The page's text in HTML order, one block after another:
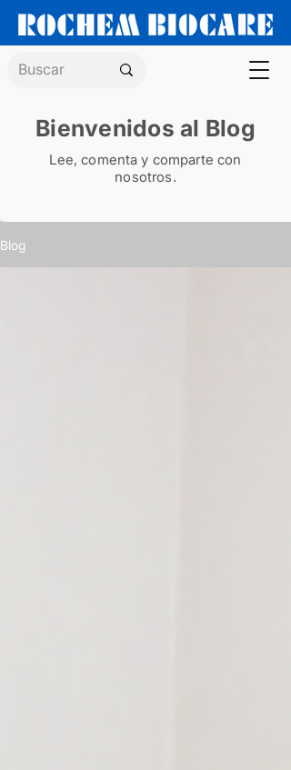
Bienvenidos al Blog
Lee, comenta y comparte con
nosotros.
Blog